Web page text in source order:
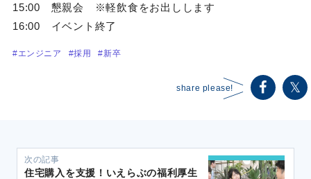
15:00 懇親会 ※軽飲食をお出しします
16:00 イベント終了
#エンジニア #採用 #新卒
share please!
次の記事
住宅購入を支援！いえらぶの福利厚生